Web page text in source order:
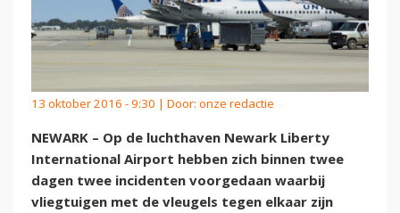
13 oktober 2016 - 9:30 | Door: onze redactie
NEWARK – Op de luchthaven Newark Liberty
International Airport hebben zich binnen twee
dagen twee incidenten voorgedaan waarbij
vliegtuigen met de vleugels tegen elkaar zijn